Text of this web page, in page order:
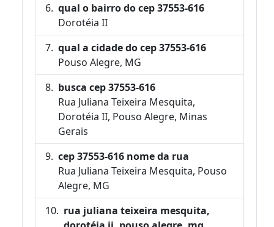
qual o bairro do cep 37553-616
Dorotéia II
qual a cidade do cep 37553-616
Pouso Alegre, MG
busca cep 37553-616
Rua Juliana Teixeira Mesquita,
Dorotéia II, Pouso Alegre, Minas
Gerais
cep 37553-616 nome da rua
Rua Juliana Teixeira Mesquita, Pouso
Alegre, MG
rua juliana teixeira mesquita,